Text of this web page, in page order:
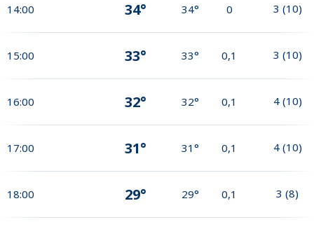
14:00 34° 34° 0 3 (10)
15:00 33° 33° 0,1 3 (10)
16:00 32° 32° 0,1 4 (10)
17:00 31° 31° 0,1 4 (10)
18:00 29° 29° 0,1 3 (8)